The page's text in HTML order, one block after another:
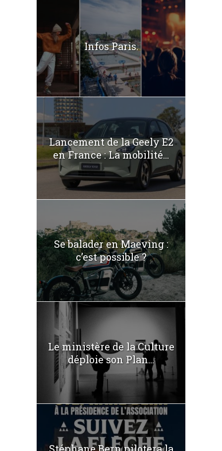
Infos Paris.
Lancement de la Geely E2
en France : La mobilité...
Se balader en Maeving :
c’est possible ?
Le ministère de la Culture
déploie son Plan...
Stéphane Bern pilotera la